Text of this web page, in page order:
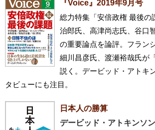
『Voice』2019年9月号
総力特集「安倍政権 最後の
治郎氏、高津尚志氏、谷口
の重要論点を論評。フラン
細川昌彦氏、渡瀬裕哉氏が
説く。デービッド・アトキ
タビューにも注目。
日本人の勝算
デービッド・アトキンソン